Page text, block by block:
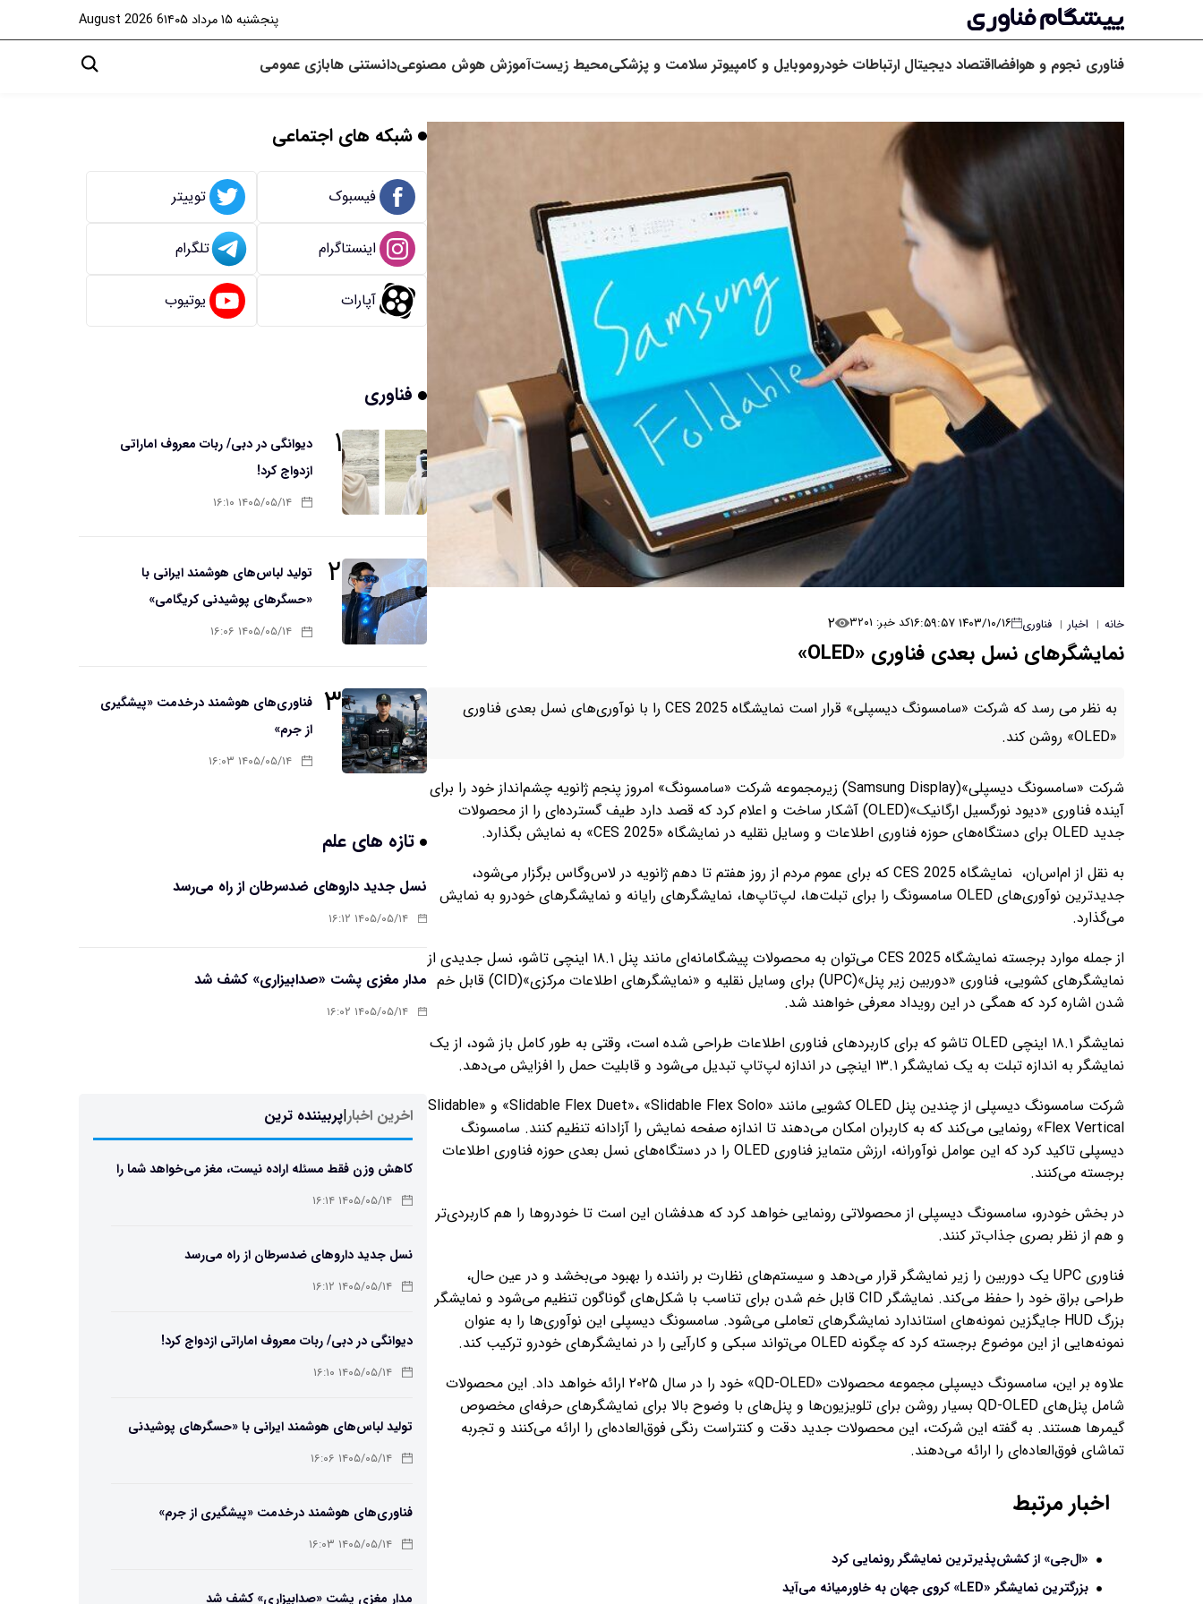
پنجشنبه ۱۵ مرداد ۱۴۰۵ 6 August 2026
فناوری نجوم و هوافضااقتصاد دیجیتال ارتباطات خودروموبایل و کامپیوتر سلامت و پزشکیمحیط زیستآموزش هوش مصنوعیدانستنی هابازی عمومی
خانه | اخبار | فناوری ۱۴۰۳/۱۰/۱۶ ۱۶:۵۹:۵۷ کد خبر: ۳۲۰۱ ۲
نمایشگرهای نسل بعدی فناوری «OLED»
به نظر می رسد که شرکت «سامسونگ دیسپلی» قرار است نمایشگاه CES 2025 را با نوآوری‌های نسل بعدی فناوری
«OLED» روشن کند.
شرکت «سامسونگ دیسپلی»(Samsung Display) زیرمجموعه شرکت «سامسونگ» امروز پنجم ژانویه چشم‌انداز خود را برای
آینده فناوری «دیود نورگسیل ارگانیک»(OLED) آشکار ساخت و اعلام کرد که قصد دارد طیف گسترده‌ای را از محصولات
جدید OLED برای دستگاه‌های حوزه فناوری اطلاعات و وسایل نقلیه در نمایشگاه «CES 2025» به نمایش بگذارد.
به نقل از ام‌اس‌ان، نمایشگاه CES 2025 که برای عموم مردم از روز هفتم تا دهم ژانویه در لاس‌وگاس برگزار می‌شود،
جدیدترین نوآوری‌های OLED سامسونگ را برای تبلت‌ها، لپ‌تاپ‌ها، نمایشگرهای رایانه و نمایشگرهای خودرو به نمایش
می‌گذارد.
از جمله موارد برجسته نمایشگاه CES 2025 می‌توان به محصولات پیشگامانه‌ای مانند پنل ۱۸.۱ اینچی تاشو، نسل جدیدی از
نمایشگرهای کشویی، فناوری «دوربین زیر پنل»(UPC) برای وسایل نقلیه و «نمایشگرهای اطلاعات مرکزی»(CID) قابل خم
شدن اشاره کرد که همگی در این رویداد معرفی خواهند شد.
نمایشگر ۱۸.۱ اینچی OLED تاشو که برای کاربردهای فناوری اطلاعات طراحی شده است، وقتی به طور کامل باز شود، از یک
نمایشگر به اندازه تبلت به یک نمایشگر ۱۳.۱ اینچی در اندازه لپ‌تاپ تبدیل می‌شود و قابلیت حمل را افزایش می‌دهد.
شرکت سامسونگ دیسپلی از چندین پنل OLED کشویی مانند «Slidable Flex Duet»، «Slidable Flex Solo» و «Slidable
Flex Vertical» رونمایی می‌کند که به کاربران امکان می‌دهند تا اندازه صفحه نمایش را آزادانه تنظیم کنند. سامسونگ
دیسپلی تاکید کرد که این عوامل نوآورانه، ارزش متمایز فناوری OLED را در دستگاه‌های نسل بعدی حوزه فناوری اطلاعات
برجسته می‌کنند.
در بخش خودرو، سامسونگ دیسپلی از محصولاتی رونمایی خواهد کرد که هدفشان این است تا خودروها را هم کاربردی‌تر
و هم از نظر بصری جذاب‌تر کنند.
فناوری UPC یک دوربین را زیر نمایشگر قرار می‌دهد و سیستم‌های نظارت بر راننده را بهبود می‌بخشد و در عین حال،
طراحی براق خود را حفظ می‌کند. نمایشگر CID قابل خم شدن برای تناسب با شکل‌های گوناگون تنظیم می‌شود و نمایشگر
بزرگ HUD جایگزین نمونه‌های استاندارد نمایشگرهای تعاملی می‌شود. سامسونگ دیسپلی این نوآوری‌ها را به عنوان
نمونه‌هایی از این موضوع برجسته کرد که چگونه OLED می‌تواند سبکی و کارآیی را در نمایشگرهای خودرو ترکیب کند.
علاوه بر این، سامسونگ دیسپلی مجموعه محصولات «QD-OLED» خود را در سال ۲۰۲۵ ارائه خواهد داد. این محصولات
شامل پنل‌های QD-OLED بسیار روشن برای تلویزیون‌ها و پنل‌های با وضوح بالا برای نمایشگرهای حرفه‌ای مخصوص
گیمرها هستند. به گفته این شرکت، این محصولات جدید دقت و کنتراست رنگی فوق‌العاده‌ای را ارائه می‌کنند و تجربه
تماشای فوق‌العاده‌ای را ارائه می‌دهند.
اخبار مرتبط
«ال‌جی» از کشش‌پذیرترین نمایشگر رونمایی کرد
بزرگترین نمایشگر «LED» کروی جهان به خاورمیانه می‌آید
شبکه های اجتماعی
فیسبوک توییتر
اینستاگرام تلگرام
آپارات یوتیوب
فناوری
۱
دیوانگی در دبی/ ربات معروف اماراتی
ازدواج کرد!
۱۴۰۵/۰۵/۱۴ ۱۶:۱۰
۲
تولید لباس‌های هوشمند ایرانی با
«حسگرهای پوشیدنی کریگامی»
۱۴۰۵/۰۵/۱۴ ۱۶:۰۶
۳ فناوری‌های هوشمند درخدمت «پیشگیری
از جرم»
۱۴۰۵/۰۵/۱۴ ۱۶:۰۳
تازه های علم
نسل جدید داروهای ضدسرطان از راه می‌رسد
۱۴۰۵/۰۵/۱۴ ۱۶:۱۲
مدار مغزی پشت «صدابیزاری» کشف شد
۱۴۰۵/۰۵/۱۴ ۱۶:۰۲
اخرین اخبار|پربیننده ترین
کاهش وزن فقط مسئله اراده نیست، مغز می‌خواهد شما را
چاق نگه دارد
۱۴۰۵/۰۵/۱۴ ۱۶:۱۴
نسل جدید داروهای ضدسرطان از راه می‌رسد
۱۴۰۵/۰۵/۱۴ ۱۶:۱۲
دیوانگی در دبی/ ربات معروف اماراتی ازدواج کرد!
۱۴۰۵/۰۵/۱۴ ۱۶:۱۰
تولید لباس‌های هوشمند ایرانی با «حسگرهای پوشیدنی
کریگامی»
۱۴۰۵/۰۵/۱۴ ۱۶:۰۶
فناوری‌های هوشمند درخدمت «پیشگیری از جرم»
۱۴۰۵/۰۵/۱۴ ۱۶:۰۳
مدار مغزی پشت «صدابیزاری» کشف شد